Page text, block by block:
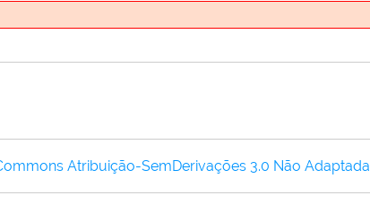
Atribuição-SemDerivações 3.0 Não Adaptada